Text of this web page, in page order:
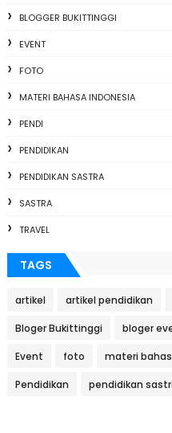
BLOGGER BUKITTINGGI
EVENT
FOTO
MATERI BAHASA INDONESIA
PENDI
PENDIDIKAN
PENDIDIKAN SASTRA
SASTRA
TRAVEL
TAGS
artikel artikel pendidikan
Bloger Bukittinggi bloger
Event foto materi
Pendidikan pendidikan